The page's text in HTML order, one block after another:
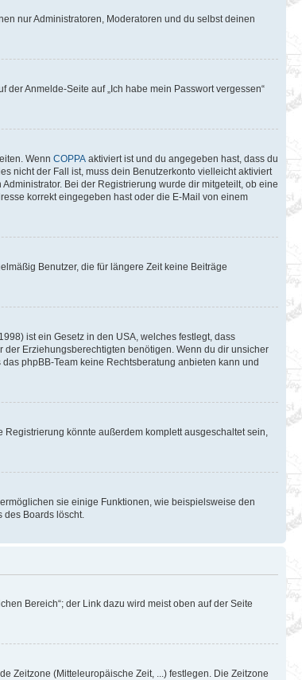
nur Administratoren, Moderatoren und du selbst deinen
Anmelde-Seite auf „Ich habe mein Passwort vergessen“
Wenn COPPA aktiviert ist und du angegeben hast, dass du
nicht der Fall ist, muss dein Benutzerkonto vielleicht aktiviert
Bei der Registrierung wurde dir mitgeteilt, ob eine
korrekt eingegeben hast oder die E-Mail von einem
Benutzer, die für längere Zeit keine Beiträge
ist ein Gesetz in den USA, welches festlegt, dass
Erziehungsberechtigten benötigen. Wenn du dir unsicher
phpBB-Team keine Rechtsberatung anbieten kann und
könnte außerdem komplett ausgeschaltet sein,
sie einige Funktionen, wie beispielsweise den
des Boards löscht.
Bereich“; der Link dazu wird meist oben auf der Seite
Zeitzone (Mitteleuropäische Zeit, ...) festlegen. Die Zeitzone